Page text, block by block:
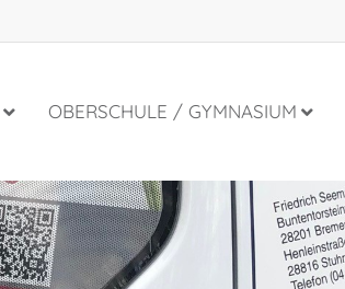
OBERSCHULE / GYMNASIUM